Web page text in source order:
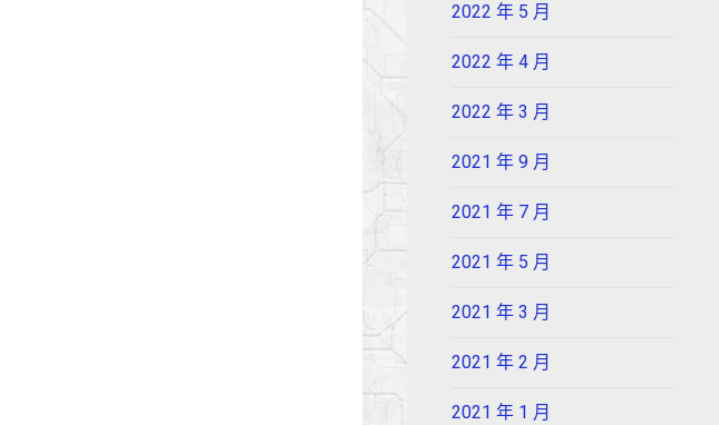
2022 年 5 月
2022 年 4 月
2022 年 3 月
2021 年 9 月
2021 年 7 月
2021 年 5 月
2021 年 3 月
2021 年 2 月
2021 年 1 月